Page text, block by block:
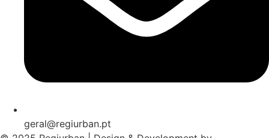
geral@regiurban.pt